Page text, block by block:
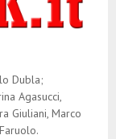
Dubla;
Agasucci,
Giuliani, Marco